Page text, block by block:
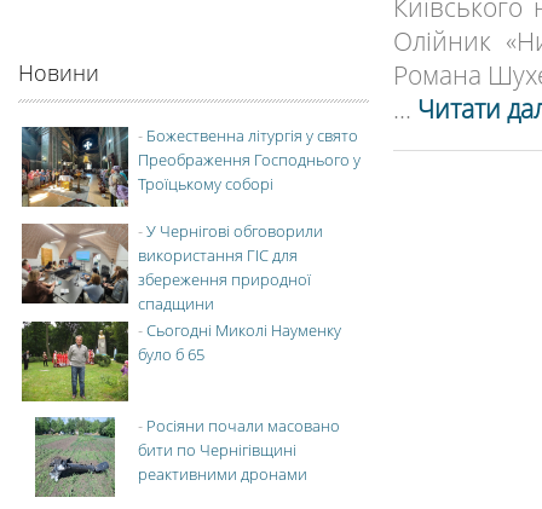
Олійник
Романа
... Читати
Новини
- Божественна літургія у свято
Преображення Господнього у
Троїцькому соборі
-У Чернігові обговорили
використання ГІС для
збереження природної
спадщини
-Сьогодні Миколі Науменку
було б 65
- Росіяни почали масовано
бити по Чернігівщині
реактивними дронами